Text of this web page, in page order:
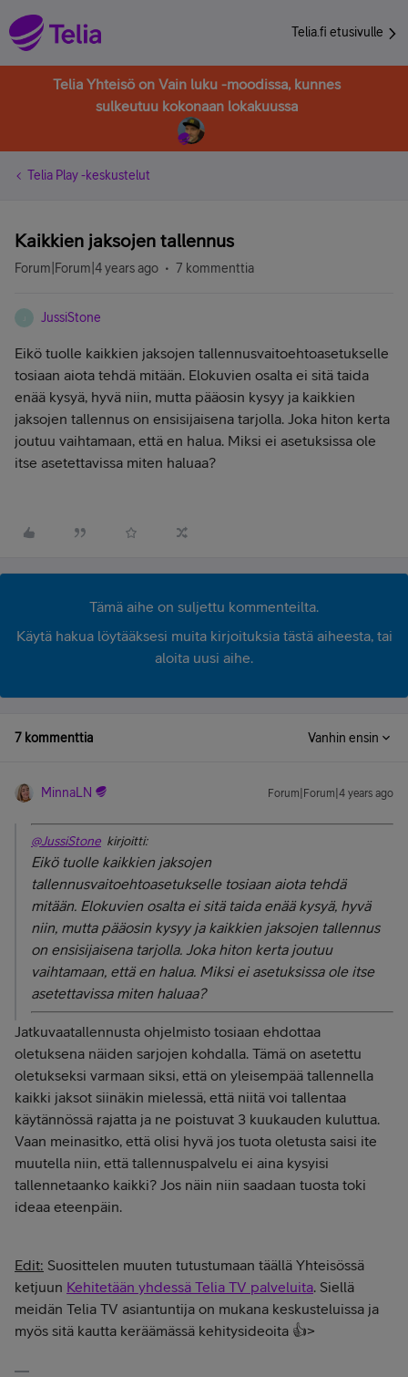
Telia.fi etusivulle
Telia Yhteisö on Vain luku -moodissa, kunnes
sulkeutuu kokonaan lokakuussa
Telia Play -keskustelut
Kaikkien jaksojen tallennus
Forum|Forum|4 years ago 7 kommenttia
JussiStone
Eikö tuolle kaikkien jaksojen tallennusvaitoehtoasetukselle
tosiaan aiota tehdä mitään. Elokuvien osalta ei sitä taida
enää kysyä, hyvä niin, mutta pääosin kysyy ja kaikkien
jaksojen tallennus on ensisijaisena tarjolla. Joka hiton kerta
joutuu vaihtamaan, että en halua. Miksi ei asetuksissa ole
itse asetettavissa miten haluaa?
Tämä aihe on suljettu kommenteilta.
Käytä hakua löytääksesi muita kirjoituksia tästä aiheesta, tai
aloita uusi aihe.
7 kommenttia Vanhin ensin
MinnaLN Forum|Forum|4 years ago
@JussiStone kirjoitti:
Eikö tuolle kaikkien jaksojen
tallennusvaitoehtoasetukselle tosiaan aiota tehdä
mitään. Elokuvien osalta ei sitä taida enää kysyä, hyvä
niin, mutta pääosin kysyy ja kaikkien jaksojen tallennus
on ensisijaisena tarjolla. Joka hiton kerta joutuu
vaihtamaan, että en halua. Miksi ei asetuksissa ole itse
asetettavissa miten haluaa?
Jatkuvaatallennusta ohjelmisto tosiaan ehdottaa
oletuksena näiden sarjojen kohdalla. Tämä on asetettu
oletukseksi varmaan siksi, että on yleisempää tallennella
kaikki jaksot siinäkin mielessä, että niitä voi tallentaa
käytännössä rajatta ja ne poistuvat 3 kuukauden kuluttua.
Vaan meinasitko, että olisi hyvä jos tuota oletusta saisi ite
muutella niin, että tallennuspalvelu ei aina kysyisi
tallennetaanko kaikki? Jos näin niin saadaan tuosta toki
ideaa eteenpäin.
Edit: Suosittelen muuten tutustumaan täällä Yhteisössä
ketjuun Kehitetään yhdessä Telia TV palveluita. Siellä
meidän Telia TV asiantuntija on mukana keskusteluissa ja
myös sitä kautta keräämässä kehitysideoita 👍>